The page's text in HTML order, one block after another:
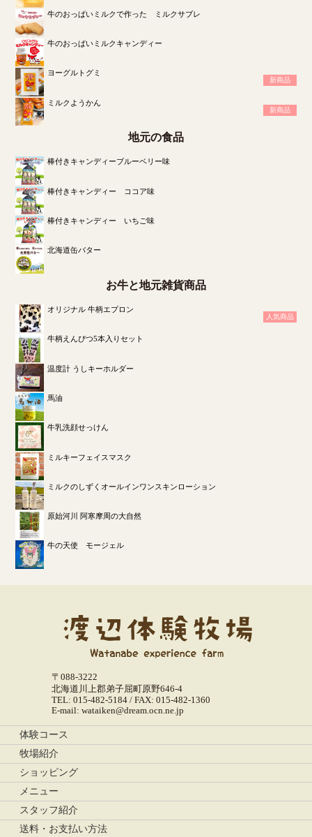
牛のおっぱいミルクで作った ミルクサブレ
牛のおっぱいミルクキャンディー
新商品
ヨーグルトグミ
新商品
ミルクようかん
地元の食品
棒付きキャンディーブルーベリー味
棒付きキャンディー ココア味
棒付きキャンディー いちご味
北海道缶バター
お牛と地元雑貨商品
人気商品
オリジナル 牛柄エプロン
牛柄えんぴつ5本入りセット
温度計 うしキーホルダー
馬油
牛乳洗顔せっけん
ミルキーフェイスマスク
ミルクのしずくオールインワンスキンローション
原始河川 阿寒摩周の大自然
牛の天使 モージェル
〒088-3222
北海道川上郡弟子屈町原野646-4
TEL: 015-482-5184 / FAX: 015-482-1360
E-mail: wataiken@dream.ocn.ne.jp
体験コース
牧場紹介
ショッピング
メニュー
スタッフ紹介
送料・お支払い方法